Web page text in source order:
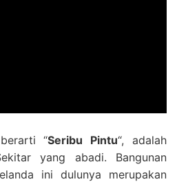
“Seribu Pintu“, adalah
yang abadi. Bangunan
ini dulunya merupakan